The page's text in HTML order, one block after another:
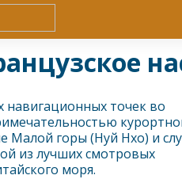
навигационных точек во
Малой горы (Нуй Нхо) и
из лучших смотровых
моря.